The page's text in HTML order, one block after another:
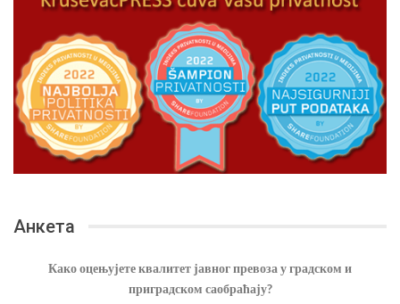
Анкета
Како оцењујете квалитет јавног превоза у градском и
приградском саобраћају?